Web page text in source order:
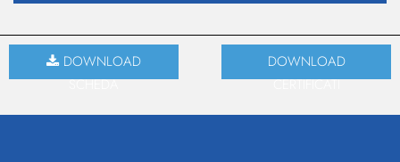
DOWNLOAD
SCHEDA
DOWNLOAD
CERTIFICATI